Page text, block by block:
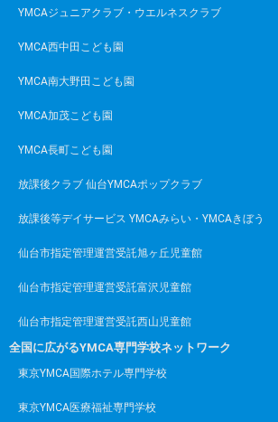
YMCAジュニアクラブ・ウエルネスクラブ
YMCA西中田こども園
YMCA南大野田こども園
YMCA加茂こども園
YMCA長町こども園
放課後クラブ 仙台YMCAポップクラブ
放課後等デイサービス YMCAみらい・YMCAきぼう
仙台市指定管理運営受託旭ヶ丘児童館
仙台市指定管理運営受託富沢児童館
仙台市指定管理運営受託西山児童館
全国に広がるYMCA専門学校ネットワーク
東京YMCA国際ホテル専門学校
東京YMCA医療福祉専門学校